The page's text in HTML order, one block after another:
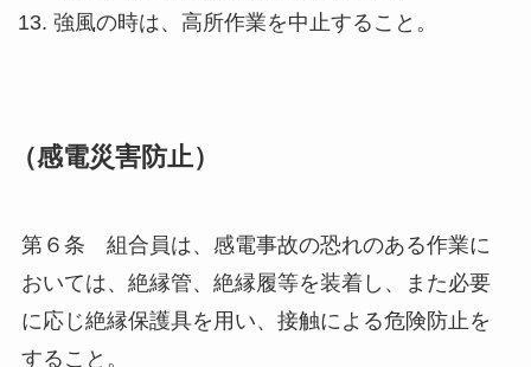
強風の時は、高所作業を中止すること。
（感電災害防止）
第６条 組合員は、感電事故の恐れのある作業に
おいては、絶縁管、絶縁履等を装着し、また必要
に応じ絶縁保護具を用い、接触による危険防止を
すること。